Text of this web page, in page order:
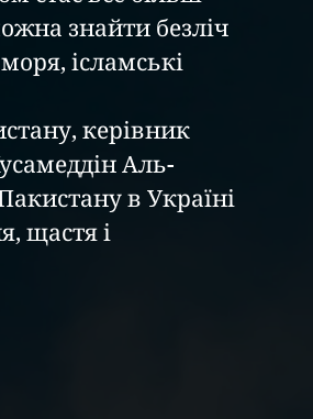
знайти безліч
ісламські
Аль-
в Україні
щастя і